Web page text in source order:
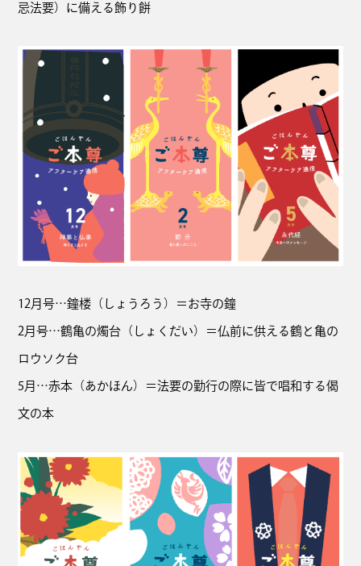
忌法要）に備える飾り餅
12月号…鐘楼（しょうろう）＝お寺の鐘
2月号…鶴亀の燭台（しょくだい）＝仏前に供える鶴と亀の
ロウソク台
5月…赤本（あかほん）＝法要の勤行の際に皆で唱和する偈
文の本